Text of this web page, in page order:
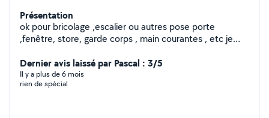
Présentation
ok pour bricolage ,escalier ou autres pose porte
,fenêtre, store, garde corps , main courantes , etc je
Dernier avis laissé par Pascal : 3/5
Il y a plus de 6 mois
rien de spécial